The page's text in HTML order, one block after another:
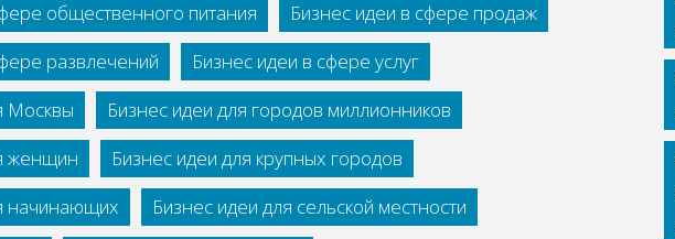
общественного питания
Бизнес идеи в сфере продаж
развлечений
Бизнес идеи в сфере услуг
Москвы
Бизнес идеи для городов миллионников
женщин
Бизнес идеи для крупных городов
начинающих
Бизнес идеи для сельской местности